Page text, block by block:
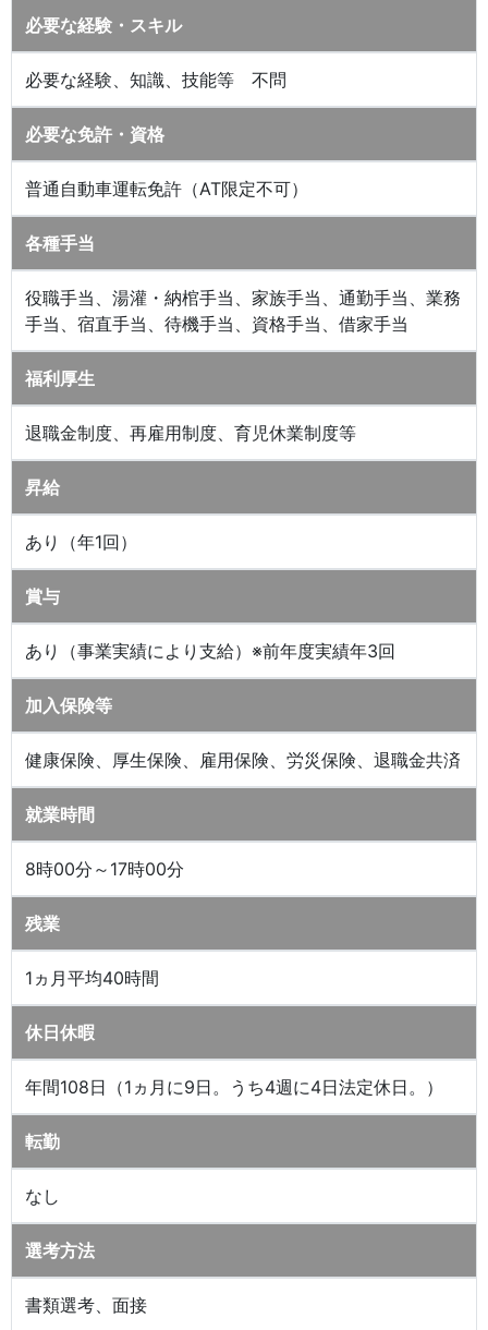
必要な経験・スキル
必要な経験、知識、技能等 不問
必要な免許・資格
普通自動車運転免許（AT限定不可）
各種手当
役職手当、湯灌・納棺手当、家族手当、通勤手当、業務
手当、宿直手当、待機手当、資格手当、借家手当
福利厚生
退職金制度、再雇用制度、育児休業制度等
昇給
あり（年1回）
賞与
あり（事業実績により支給）※前年度実績年3回
加入保険等
健康保険、厚生保険、雇用保険、労災保険、退職金共済
就業時間
8時00分～17時00分
残業
1ヵ月平均40時間
休日休暇
年間108日（1ヵ月に9日。うち4週に4日法定休日。）
転勤
なし
選考方法
書類選考、面接